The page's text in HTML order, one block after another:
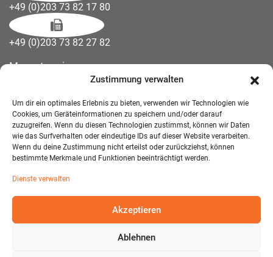
Zustimmung verwalten
Um dir ein optimales Erlebnis zu bieten, verwenden wir Technologien wie
Cookies, um Geräteinformationen zu speichern und/oder darauf
zuzugreifen. Wenn du diesen Technologien zustimmst, können wir Daten
wie das Surfverhalten oder eindeutige IDs auf dieser Website verarbeiten.
Wenn du deine Zustimmung nicht erteilst oder zurückziehst, können
bestimmte Merkmale und Funktionen beeinträchtigt werden.
Dienste verwalten
Akzeptieren
Ablehnen
+49 (0)203 73 82 17 80
+49 (0)203 73 82 27 82
Messetermine
Downloads
Wandelemente
Über uns
Impressum
Datenschutzerklärung
© 2026 T-EXO GmbH Mietmöbel - Alle Rechte vorbehalten.